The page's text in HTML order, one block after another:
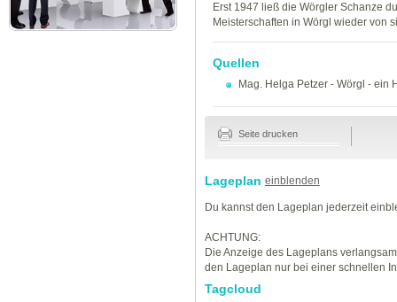
Erst 1947 ließ die Wörgler Schanze
Meisterschaften in Wörgl wieder von
Quellen
Mag. Helga Petzer -Wörgl - ein
Seite drucken
Lageplan einblenden
Du kannst den Lageplan jederzeit
ACHTUNG:
Die Anzeige des Lageplans
den Lageplan nur bei einer schnellen
Tagcloud